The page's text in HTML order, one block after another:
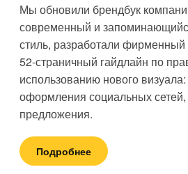
Мы обновили брендбук
современный и
стиль, разработали фирменный
52-страничный гайдлайн по
использованию нового визуала:
оформления социальных
предложения.
Подробнее